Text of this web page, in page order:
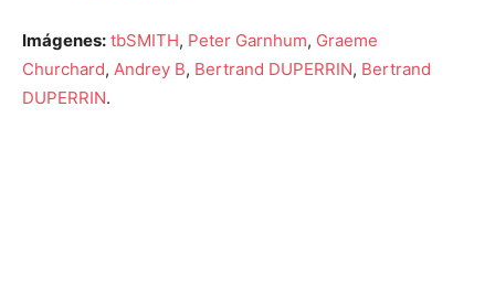
Imágenes: tbSMITH, Peter Garnhum, Graeme
Churchard, Andrey B, Bertrand DUPERRIN, Bertrand
DUPERRIN.